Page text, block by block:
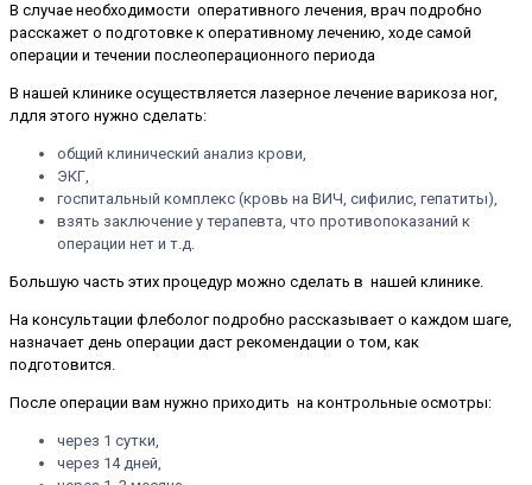
В случае необходимости оперативного лечения, врач подробно
расскажет о подготовке к оперативному лечению, ходе самой
операции и течении послеоперационного периода
В нашей клинике осуществляется лазерное лечение варикоза ног,
лдля этого нужно сделать:
общий клинический анализ крови,
ЭКГ,
госпитальный комплекс (кровь на ВИЧ, сифилис, гепатиты),
взять заключение у терапевта, что противопоказаний к
операции нет и т.д.
Большую часть этих процедур можно сделать в нашей клинике.
На консультации флеболог подробно рассказывает о каждом шаге,
назначает день операции даст рекомендации о том, как
подготовится.
После операции вам нужно приходить на контрольные осмотры:
через 1 сутки,
через 14 дней,